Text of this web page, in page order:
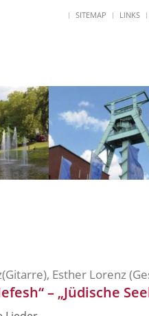
SITEMAP LINKS
Esther Lorenz
– „Jüdische